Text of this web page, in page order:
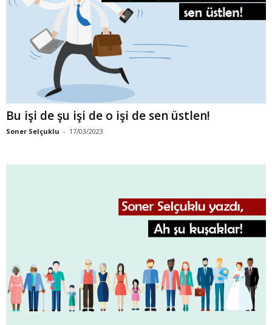
Bu işi de şu işi de o işi de sen üstlen!
Soner Selçuklu - 17/03/2023